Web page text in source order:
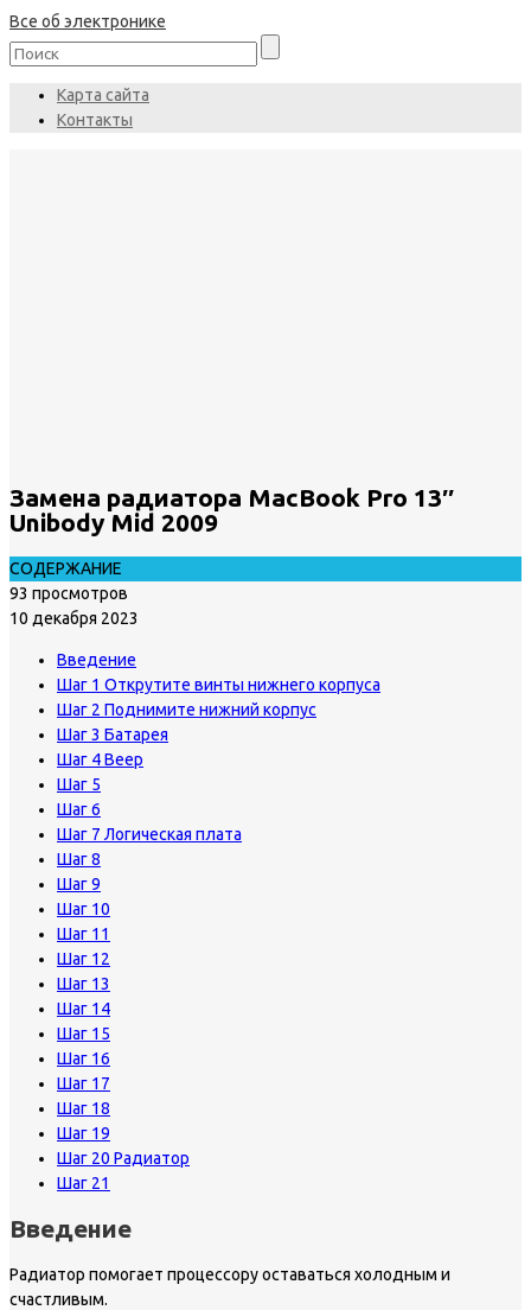
Все об электронике
Карта сайта
Контакты
Замена радиатора MacBook Pro 13″
Unibody Mid 2009
СОДЕРЖАНИЕ
93 просмотров
10 декабря 2023
Введение
Шаг 1 Открутите винты нижнего корпуса
Шаг 2 Поднимите нижний корпус
Шаг 3 Батарея
Шаг 4 Веер
Шаг 5
Шаг 6
Шаг 7 Логическая плата
Шаг 8
Шаг 9
Шаг 10
Шаг 11
Шаг 12
Шаг 13
Шаг 14
Шаг 15
Шаг 16
Шаг 17
Шаг 18
Шаг 19
Шаг 20 Радиатор
Шаг 21
Введение
Радиатор помогает процессору оставаться холодным и
счастливым.